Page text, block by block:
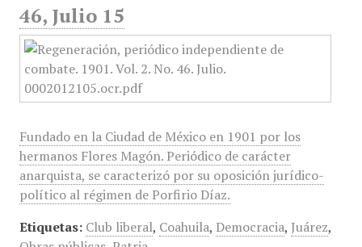
46, Julio 15
Fundado en la Ciudad de México en 1901 por los
hermanos Flores Magón. Periódico de carácter
anarquista, se caracterizó por su oposición jurídico-
político al régimen de Porfirio Díaz.
Etiquetas: Club liberal, Coahuila, Democracia, Juárez,